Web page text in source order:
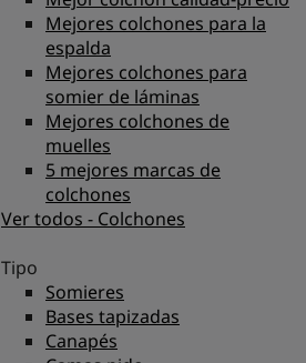
Mejores colchones para la
espalda
Mejores colchones para
somier de láminas
Mejores colchones de
muelles
5 mejores marcas de
colchones
Ver todos - Colchones
Tipo
Somieres
Bases tapizadas
Canapés